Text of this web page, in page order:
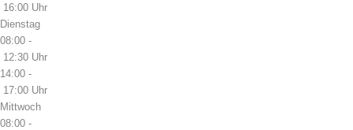
16:00 Uhr
Dienstag
08:00 -
12:30 Uhr
14:00 -
17:00 Uhr
Mittwoch
08:00 -